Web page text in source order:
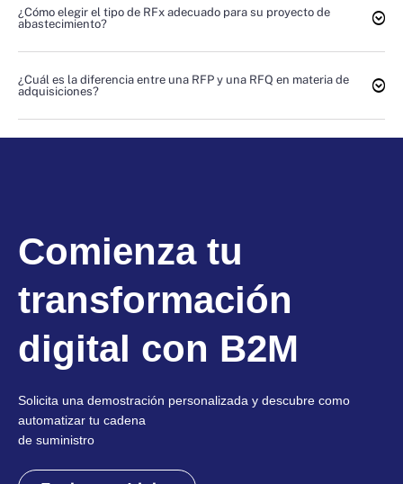
¿Cómo elegir el tipo de RFx adecuado para su proyecto de
abastecimiento?
¿Cuál es la diferencia entre una RFP y una RFQ en materia de
adquisiciones?
Comienza tu
transformación
digital con B2M
Solicita una demostración personalizada y descubre como
automatizar tu cadena
de suministro